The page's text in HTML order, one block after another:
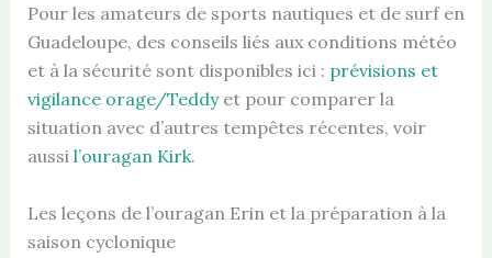
Pour les amateurs de sports nautiques et de surf en
Guadeloupe, des conseils liés aux conditions météo
et à la sécurité sont disponibles ici : prévisions et
vigilance orage/Teddyet pour comparer la
situation avec d’autres tempêtes récentes, voir
aussi l’ouragan Kirk.
Les leçons de l’ouragan Erin et la préparation à la
saison cyclonique